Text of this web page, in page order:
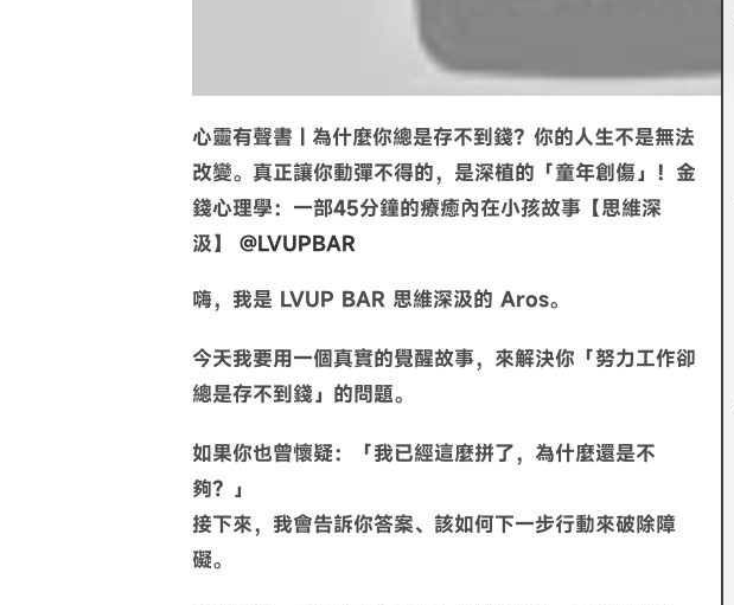
心靈有聲書 | 為什麼你總是存不到錢？你的人生不是無法
改變。真正讓你動彈不得的，是深植的「童年創傷」！金
錢心理學：一部45分鐘的療癒內在小孩故事【思維深
汲】
@LVUPBAR
嗨，我是 LVUP BAR 思維深汲的 Aros。
今天我要用一個真實的覺醒故事，來解決你「努力工作卻
總是存不到錢」的問題。
如果你也曾懷疑：「我已經這麼拼了，為什麼還是不
夠？」
接下來，我會告訴你答案、該如何下一步行動來破除障
礙。